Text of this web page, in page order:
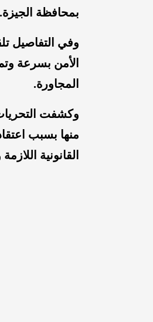
بمحافظة الجيزة.
وفي التفاصيل
الأمن بسرعة
المجاورة.
وكشفت
منها بسبب
القانونية